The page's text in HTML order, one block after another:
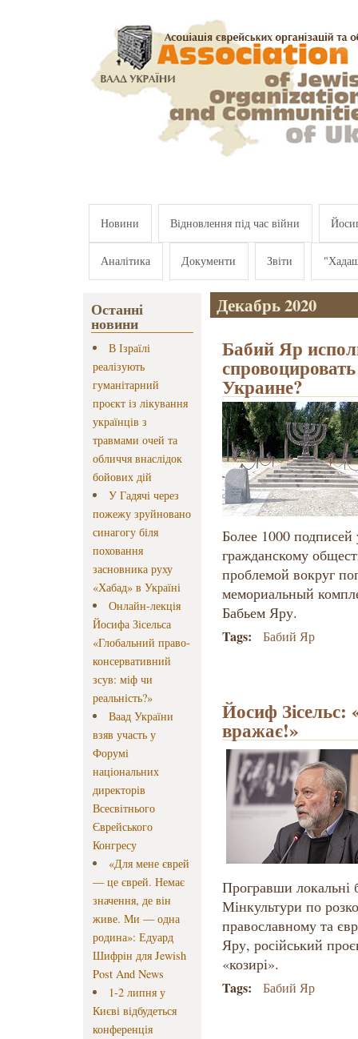
Новини Відновлення під час війни
Аналітика Документи Звіти
Останні
новини
В Ізраїлі
реалізують
гуманітарний
проєкт із лікування
українців з
травмами очей та
обличчя внаслідок
бойових дій
У Гадячі через
пожежу зруйновано
синагогу біля
поховання
засновника руху
«Хабад» в Україні
Онлайн-лекція
Йосифа Зісельса
«Глобальний право-
консервативний
зсув: міф чи
реальність?»
Ваад України
взяв участь у
Форумі
національних
директорів
Всесвітнього
Єврейського
Конгресу
«Для мене єврей
— це єврей. Немає
значення, де він
живе. Ми — одна
родина»: Едуард
Шифрін для Jewish
Post And News
1-2 липня у
Києві відбудеться
конференція
Декабрь 2020
Бабий Яр
Украине?
Более 1000
гражданскому
проблемой вокруг
мемориальный
Бабьем Яру.
Tags: Бабий Яр
Йосиф Зісельс:
вражає!»
Програвши локальні
Мінкультури по
православному та
Яру, російський
«козирі».
Tags: Бабий Яр